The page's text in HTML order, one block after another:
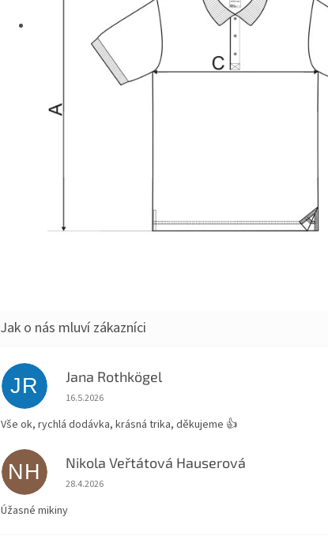
JR Jana Rothkögel
Hodnocení obchodu je 5 z 5 hvězdiček.
16.5.2026
Vše ok, rychlá dodávka, krásná trika, děkujeme 👍
NH Nikola Veřtátová Hauserová
Hodnocení obchodu je 5 z 5 hvězdiček.
28.4.2026
Úžasné mikiny